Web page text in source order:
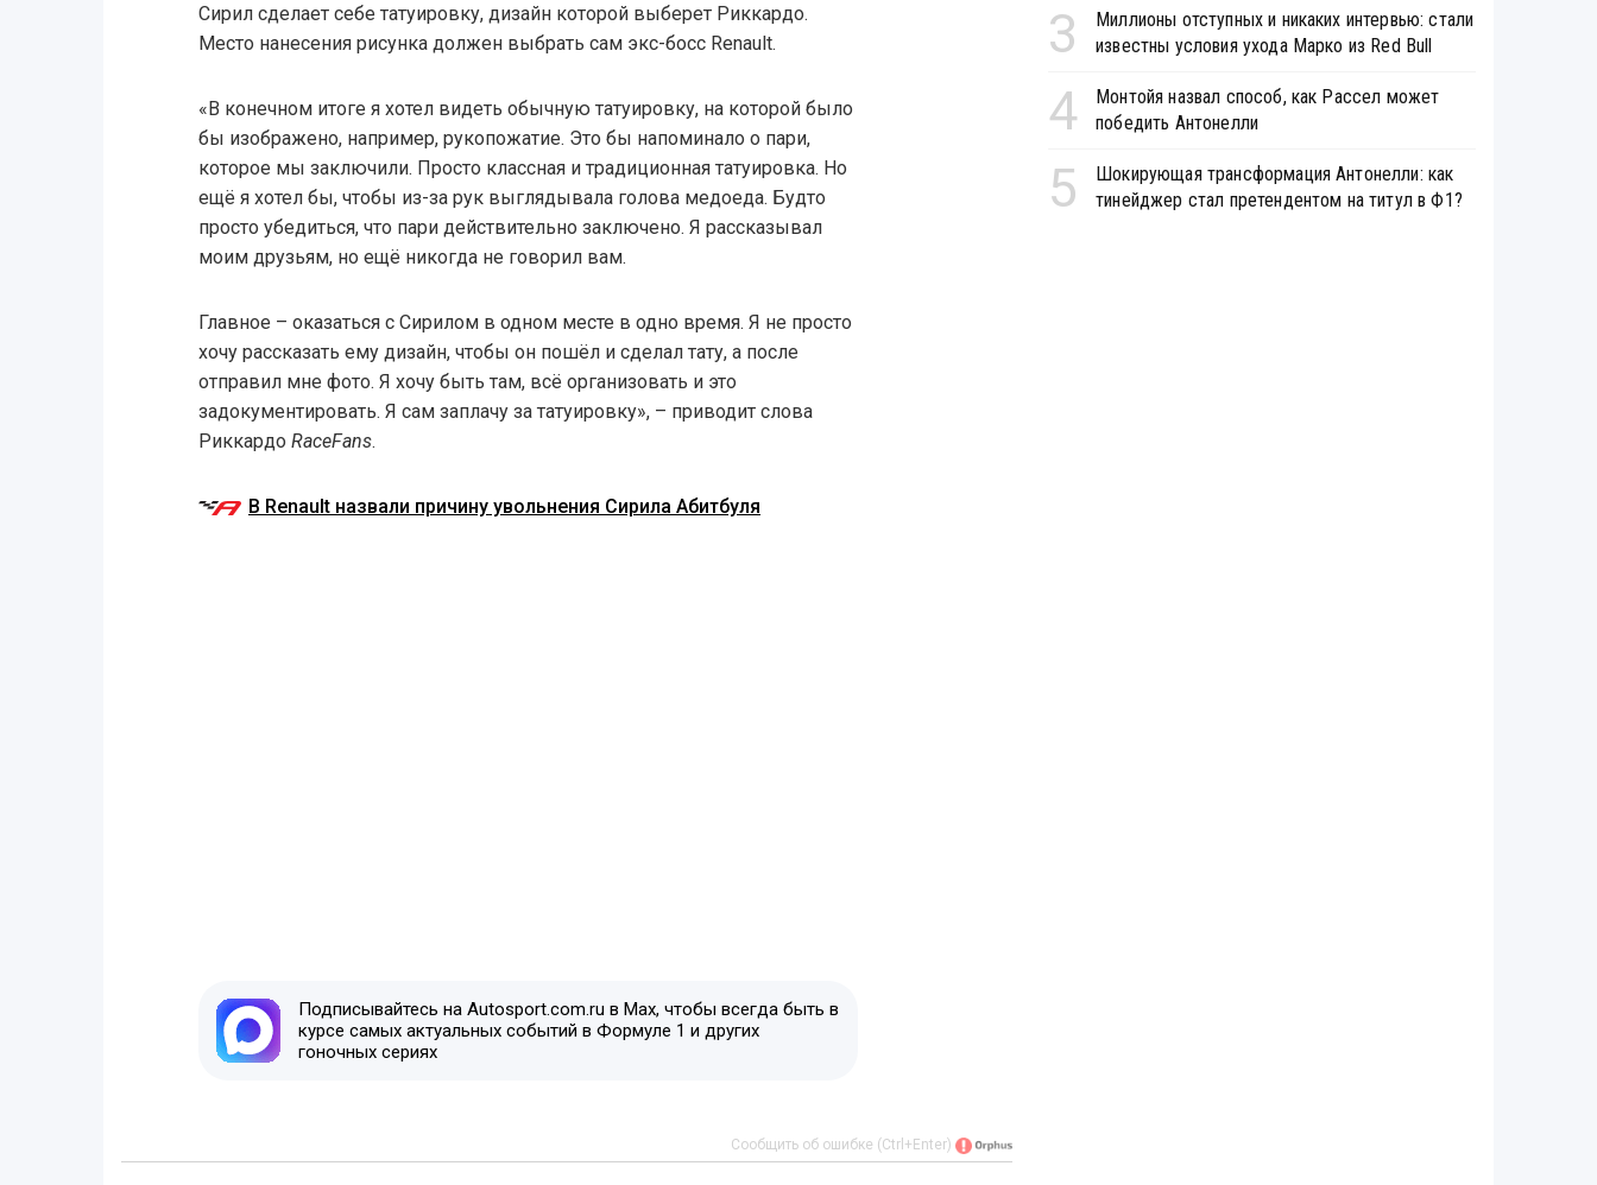
Сирил сделает себе татуировку, дизайн которой выберет Риккардо.
Место нанесения рисунка должен выбрать сам экс-босс Renault.
«В конечном итоге я хотел видеть обычную татуировку, на которой было
бы изображено, например, рукопожатие. Это бы напоминало о пари,
которое мы заключили. Просто классная и традиционная татуировка. Но
ещё я хотел бы, чтобы из-за рук выглядывала голова медоеда. Будто
просто убедиться, что пари действительно заключено. Я рассказывал
моим друзьям, но ещё никогда не говорил вам.
Главное – оказаться с Сирилом в одном месте в одно время. Я не просто
хочу рассказать ему дизайн, чтобы он пошёл и сделал тату, а после
отправил мне фото. Я хочу быть там, всё организовать и это
задокументировать. Я сам заплачу за татуировку», – приводит слова
Риккардо RaceFans.
В Renault назвали причину увольнения Сирила Абитбуля
Подписывайтесь на Autosport.com.ru в Max, чтобы всегда быть в
курсе самых актуальных событий в Формуле 1 и других
гоночных сериях
Сообщить об ошибке (Ctrl+Enter)
3
Миллионы отступных и никаких интервью: стали
известны условия ухода Марко из Red Bull
4
Монтойя назвал способ, как Рассел может
победить Антонелли
5
Шокирующая трансформация Антонелли: как
тинейджер стал претендентом на титул в Ф1?